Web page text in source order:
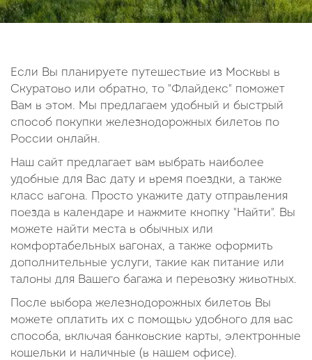
Если Вы планируете путешествие из Москвы в
Скуратово или обратно, то "Флайдекс" поможет
Вам в этом. Мы предлагаем удобный и быстрый
способ покупки железнодорожных билетов по
России онлайн.
Наш сайт предлагает вам выбрать наиболее
удобные для Вас дату и время поездки, а также
класс вагона. Просто укажите дату отправления
поезда в календаре и нажмите кнопку "Найти". Вы
можете найти места в обычных или
комфортабельных вагонах, а также оформить
дополнительные услуги, такие как питание или
талоны для Вашего багажа и перевозку животных.
После выбора железнодорожных билетов Вы
можете оплатить их с помощью удобного для вас
способа, включая банковские карты, электронные
кошельки и наличные (в нашем офисе).
14
15 16 17 18 19
20
Октябрь 2026
5
6 7 8 9 10
11
12
13 14 15 16 17
18
19
20 21 22 23
31